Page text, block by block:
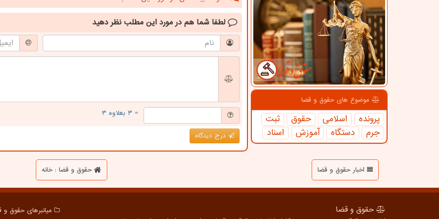
موضوع های حقوق و قضا
پرونده اسلامی حقوق
ثبت
جرم
دستگاه آموزش اسناد
لطفا شما هم در مورد این مطلب نظر دهید
= ۳ بعلاوه ۳
درج دیدگاه
اخبار حقوق و قضا حقوق و قضا : خانه
حقوق و قضا میانبرهای حقوق و